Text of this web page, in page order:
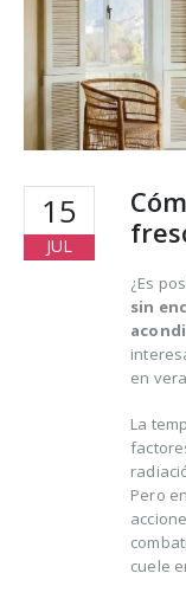
15
JUL
¿Es
sin
en
La
Pero
cuele
Trucos para
vida de tus
delicadas